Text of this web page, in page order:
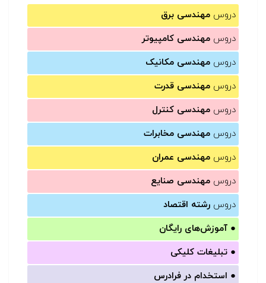
دروس مهندسی برق
دروس مهندسی کامپیوتر
دروس مهندسی مکانیک
دروس مهندسی قدرت
دروس مهندسی کنترل
دروس مهندسی مخابرات
دروس مهندسی عمران
دروس مهندسی صنایع
دروس رشته اقتصاد
● آموزش‌های رایگان
● تبلیغات کلیکی
● استخدام در فرادرس